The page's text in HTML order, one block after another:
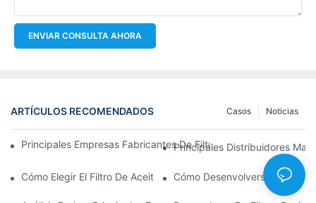
ENVIAR CONSULTA AHORA
ARTÍCULOS RECOMENDADOS Noticias
Casos
Principales Empresas Fabricantes De Filtros De Aceite: Una
Principales Distribuidores
Cómo Elegir El Filtro De Aceite Adecuado Para Su Modelo De
Cómo Desenvolverse En El